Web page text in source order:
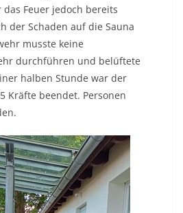
Feuer jedoch bereits
der Schaden auf die Sauna
musste keine
durchführen und belüftete
halben Stunde war der
Kräfte beendet. Personen